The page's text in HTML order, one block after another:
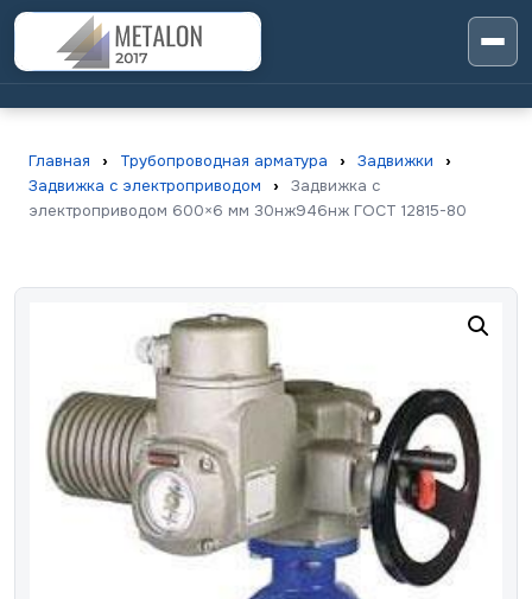
Главная › Трубопроводная арматура › Задвижки
›
Задвижка с электроприводом
›
Задвижка с
электроприводом 600×6 мм 30нж946нж ГОСТ 12815-80